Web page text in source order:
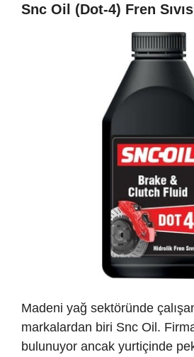
Snc Oil (Dot-4) Fren
Madeni yağ sektöründe
markalardan biri Snc Oil.
bulunuyor ancak yurtiçinde